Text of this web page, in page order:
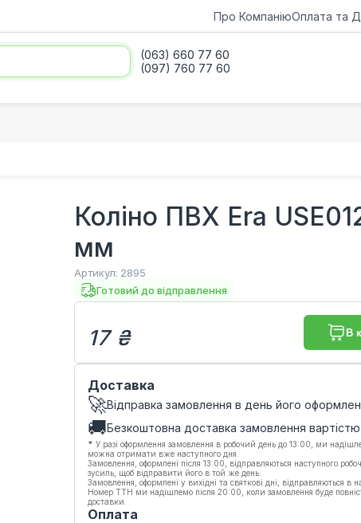
Про КомпаніюОплата та
(063) 660 77 60
(097) 760 77 60
Коліно ПВХ Era
мм
Артикул: 2895
Готовий до відправлення
17 ₴ В
Доставка
🚀Відправка замовлення в день його
🚚Безкоштовна доставка замовлення
* У разі оформлення замовлення в робочий день до 13:00, ми
можна отримати вже наступного дня.
Замовлення, оформлені після 13:00, відправляються наступного
зусиль, щоб відправити його в той же день.
Замовлення, оформлені у вихідні та святкові дні, відправляються
Номер ТТН ми надішлемо після 20:00, коли замовлення буде
доставки.
Оплата